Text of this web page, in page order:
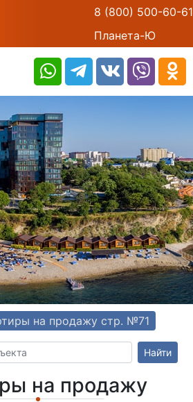
8 (800) 500-60-61
Планета-Ю
на продажу стр. №71
Найти
на продажу